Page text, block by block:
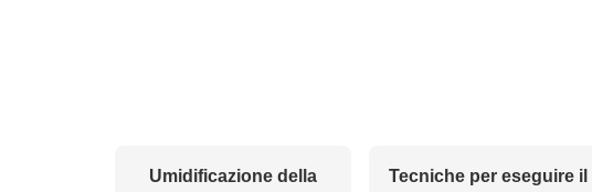
Umidificazione della
Tecniche per eseguire il